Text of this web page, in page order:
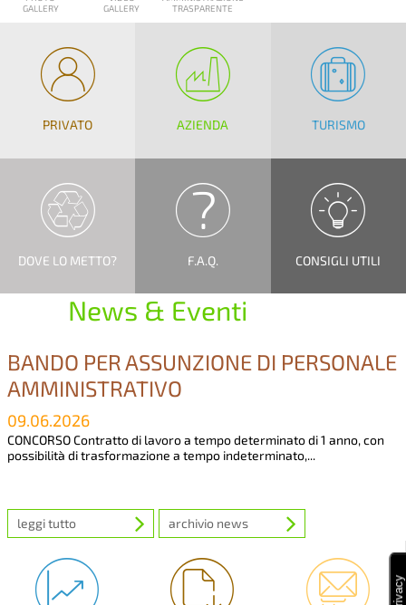
GALLERY
GALLERY
TRASPARENTE
PRIVATO AZIENDA TURISMO
DOVE LO METTO? F.A.Q. CONSIGLI UTILI
News & Eventi
BANDO PER ASSUNZIONE DI PERSONALE
AMMINISTRATIVO
09.06.2026
CONCORSO Contratto di lavoro a tempo determinato di 1 anno, con
possibilità di trasformazione a tempo indeterminato,...
leggi tutto archivio news